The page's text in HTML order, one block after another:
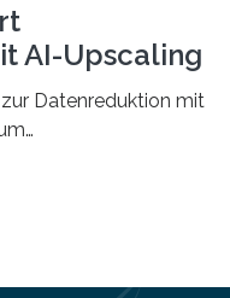
AI-Upscaling
Datenreduktion mit
für